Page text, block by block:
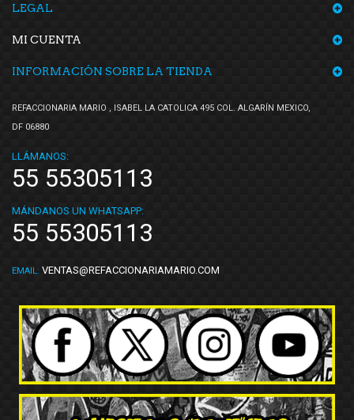
LEGAL
MI CUENTA
INFORMACIÓN SOBRE LA TIENDA
REFACCIONARIA MARIO , ISABEL LA CATOLICA 495 COL. ALGARÍN MEXICO,
DF 06880
LLÁMANOS:
55 55305113
MÁNDANOS UN WHATSAPP:
55 55305113
EMAIL: VENTAS@REFACCIONARIAMARIO.COM